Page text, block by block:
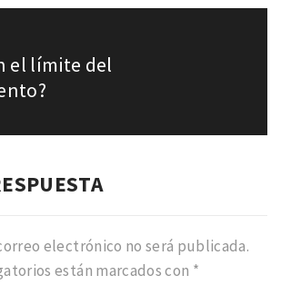
el límite del
electrónico no será publicada.
están marcados con *